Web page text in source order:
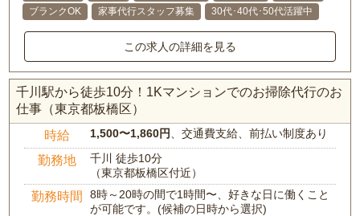
ブランクOK
家事代行スタッフ募集 30代･40代･50代活躍中
この求人の詳細を見る
千川駅から徒歩10分！1Kマンションでのお掃除代行のお
仕事（東京都板橋区）
時給 1,500〜1,860円、交通費支給、前払い制度あり
勤務地
千川 徒歩10分
（東京都板橋区付近）
勤務時間
8時～20時の間で1時間〜、好きな日に働くこと
が可能です。(候補の日時から選択)